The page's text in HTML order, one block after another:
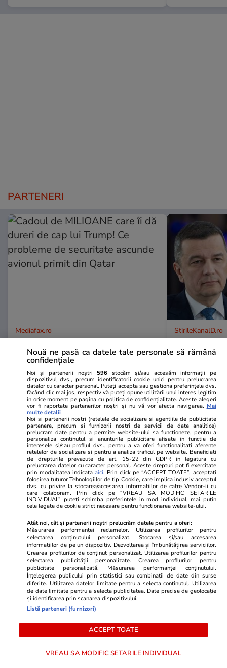
PARTENERI
Mediafax.ro
dureri de cap lui Trump! Ce
probleme de securitate ascunde
avionul primit din Qatar
StirileKanalD.ro
lui Veștea
PROMO
Advertorial
Smart is the new chic: Cum ne
ajută tehnologia să ne reinventăm
Advertorial
Înscrie-te
voucher de
Nouă ne pasă ca datele tale personale să rămână
confidențiale
Noi și partenerii noștri 596 stocăm și/sau accesăm informații pe
dispozitivul dvs., precum identificatorii cookie unici pentru prelucrarea
datelor cu caracter personal. Puteți accepta sau gestiona preferințele dvs.
făcând clic mai jos, respectiv vă puteți opune utilizării unui interes legitim
în orice moment pe pagina cu politica de confidențialitate. Aceste alegeri
vor fi raportate partenerilor noștri și nu vă vor afecta navigarea. Mai
multe detalii
Noi si partenerii nostri (retelele de socializare si agentiile de publicitate
partenere, precum si furnizorii nostri de servicii de date analitice)
prelucram date pentru a permite website-ului sa functioneze, pentru a
personaliza continutul si anunturile publicitare afisate in functie de
interesele si/sau profilul dvs., pentru a va oferi functionalitati aferente
retelelor de socializare si pentru a analiza traficul pe website. Beneficiati
de drepturile prevazute de art. 15-22 din GDPR in legatura cu
prelucrarea datelor cu caracter personal. Aceste drepturi pot fi exercitate
prin modalitatea indicataaici. Prin click pe “ACCEPT TOATE”, acceptati
folosirea tuturor Tehnologiilor de tip Cookie, care implica inclusiv acceptul
dvs. cu privire la stocarea/accesarea informatiilor de catre Vendor-ii cu
care colaboram. Prin click pe “VREAU SA MODIFIC SETARILE
INDIVIDUAL” puteti schimba preferintele in mod individual, mai putin
cele legate de cookie strict necesare pentru functionarea website-ului.
Atât noi, cât și partenerii noștri prelucrăm datele pentru a oferi:
Măsurarea performanței reclamelor. Utilizarea profilurilor pentru
selectarea conținutului personalizat. Stocarea și/sau accesarea
informațiilor de pe un dispozitiv. Dezvoltarea și îmbunătățirea serviciilor.
Crearea profilurilor de conținut personalizat. Utilizarea profilurilor pentru
selectarea publicității personalizate. Crearea profilurilor pentru
publicitate personalizată. Măsurarea performanței conținutului.
Înțelegerea publicului prin statistici sau combinații de date din surse
diferite. Utilizarea datelor limitate pentru a selecta conținutul. Utilizarea
de date limitate pentru a selecta publicitatea. Date precise de geolocație
și identificarea prin scanarea dispozitivului.
Listă parteneri (furnizori)
ACCEPT TOATE
VREAU SA MODIFIC SETARILE INDIVIDUAL